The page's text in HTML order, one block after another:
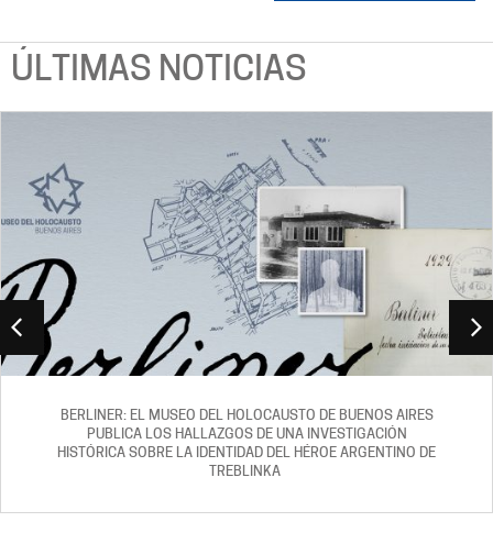
ÚLTIMAS NOTICIAS
VACACIONES DE INVIERNO EN EL